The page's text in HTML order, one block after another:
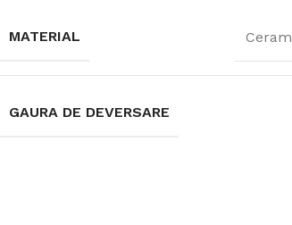
PARAVAN PENTRU
MATERIAL
GAURA DE DEVERSARE